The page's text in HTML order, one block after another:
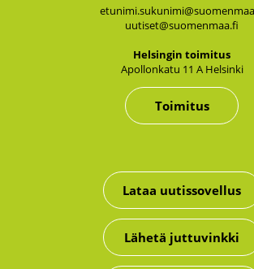
uutiset@suomenmaa.fi
Hel­sin­gin toi­mi­tus
Apol­lon­ka­tu 11 A Hel­sin­ki
Toimitus
Lataa uutissovellus
Lähetä juttuvinkki